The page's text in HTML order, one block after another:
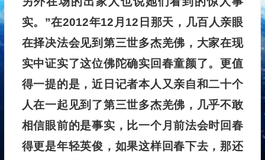
实。”在2012年12月12日那天，几百人亲眼
在择决法会见到第三世多杰羌佛，大家在现
实中证实了这位佛陀确实回春童颜了。更值
得一提的是，近日记者本人又亲自和二十个
人在一起见到了第三世多杰羌佛，几乎不敢
相信眼前的是事实，比一个月前法会时回春
得更是年轻英俊，如果这样回春下去，那还